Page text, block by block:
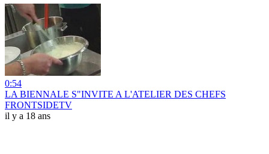
0:54
LA BIENNALE S"INVITE A L'ATELIER DES CHEFS
FRONTSIDETV
il y a 18 ans